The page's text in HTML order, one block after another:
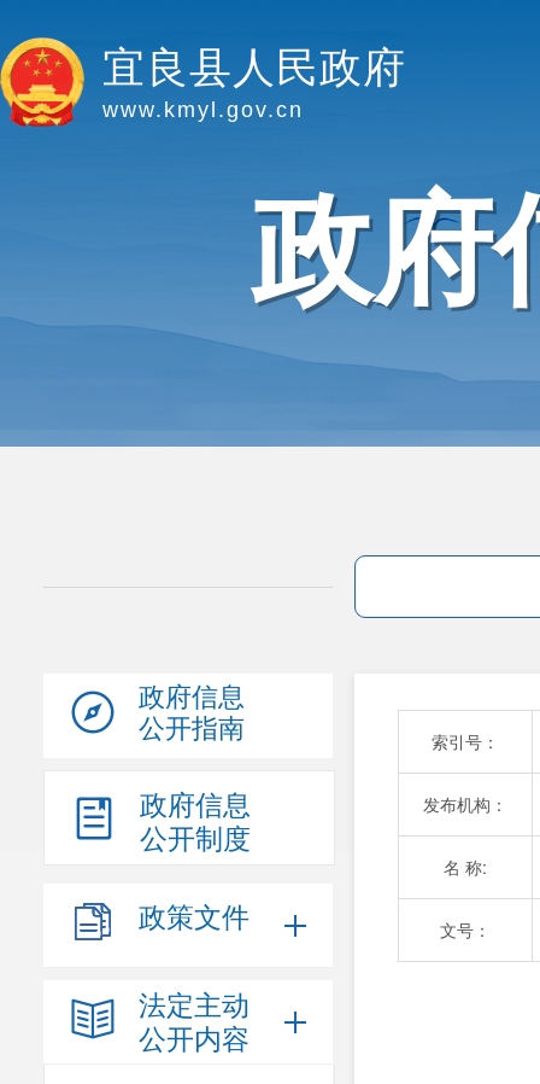
宜良县人民政府
www.kmyl.gov.cn
政府
政府信息
公开指南
政府信息
公开制度
政策文件
法定主动
公开内容
索引号：
发布机构：
名 称:
文号：